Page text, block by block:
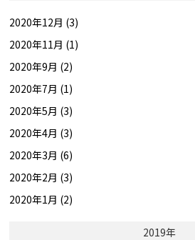
2020年12月 (3)
2020年11月 (1)
2020年9月 (2)
2020年7月 (1)
2020年5月 (3)
2020年4月 (3)
2020年3月 (6)
2020年2月 (3)
2020年1月 (2)
2019年